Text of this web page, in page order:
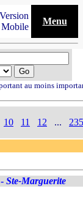
Version
Mobile
Menu
au moins
10 11 12 ...
Ste-Marguerite